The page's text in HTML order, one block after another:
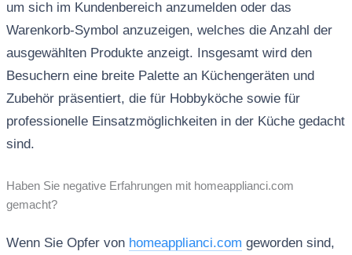
um sich im Kundenbereich anzumelden oder das
Warenkorb-Symbol anzuzeigen, welches die Anzahl der
ausgewählten Produkte anzeigt. Insgesamt wird den
Besuchern eine breite Palette an Küchengeräten und
Zubehör präsentiert, die für Hobbyköche sowie für
professionelle Einsatzmöglichkeiten in der Küche gedacht
sind.
Haben Sie negative Erfahrungen mit homeapplianci.com
gemacht?
Wenn Sie Opfer von homeapplianci.com geworden sind,